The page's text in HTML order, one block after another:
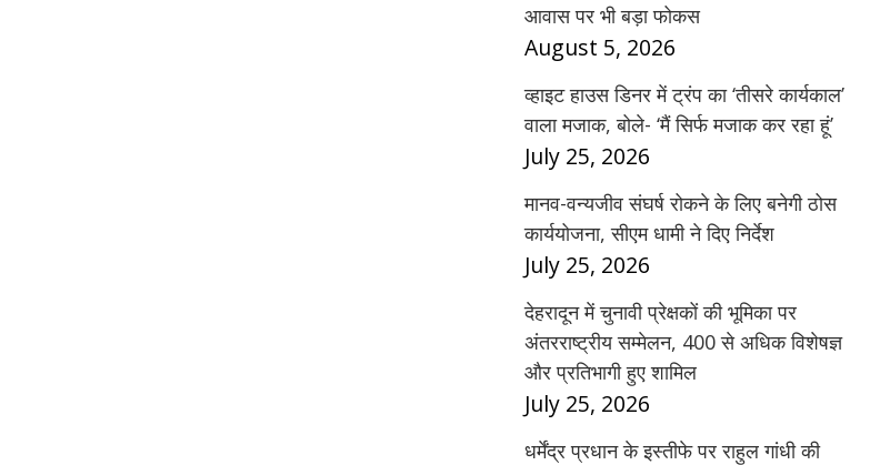
आवास पर भी बड़ा फोकस
August 5, 2026
व्हाइट हाउस डिनर में ट्रंप का ‘तीसरे कार्यकाल’
वाला मजाक, बोले- ‘मैं सिर्फ मजाक कर रहा हूं’
July 25, 2026
मानव-वन्यजीव संघर्ष रोकने के लिए बनेगी ठोस
कार्ययोजना, सीएम धामी ने दिए निर्देश
July 25, 2026
देहरादून में चुनावी प्रेक्षकों की भूमिका पर
अंतरराष्ट्रीय सम्मेलन, 400 से अधिक विशेषज्ञ
और प्रतिभागी हुए शामिल
July 25, 2026
धर्मेंद्र प्रधान के इस्तीफे पर राहुल गांधी की